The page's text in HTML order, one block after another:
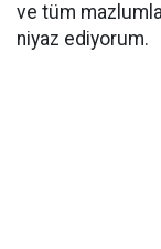
ve tüm
niyaz ediyorum.